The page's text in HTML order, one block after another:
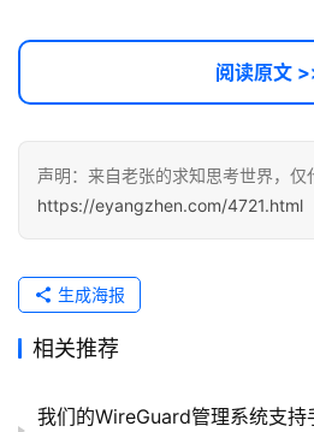
阅读原文
声明：来自老张的求知思考世界，仅
https://eyangzhen.com/4721.html
生成海报
相关推荐
我们的WireGuard管理系统支